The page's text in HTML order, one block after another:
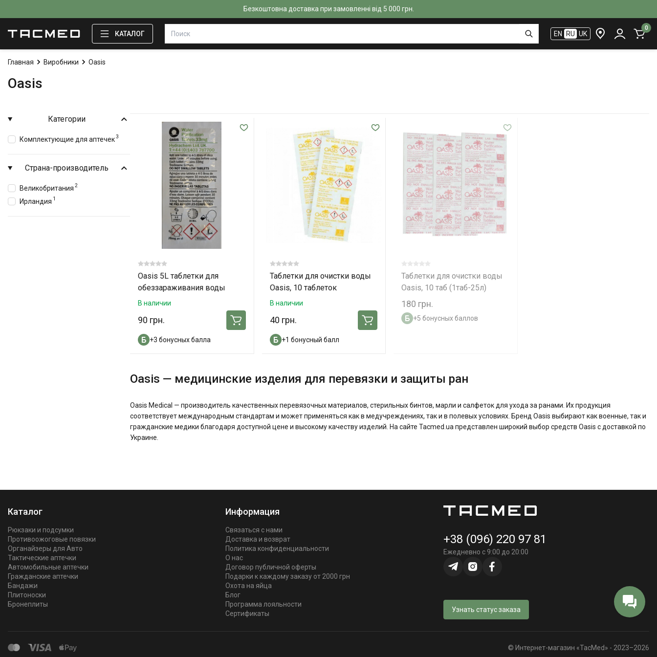
Безкоштовна доставка при замовленні від 5 000 грн.
КАТАЛОГ EN RU UK
0
Главная Виробники Oasis
Oasis
Категории
Комплектующие для аптечек3
Страна-производитель
Великобритания 2
Ирландия 1
Oasis 5L таблетки для
обеззараживания воды
В наличии
90 грн.
+3 бонусных балла
Таблетки для очистки воды
Oasis, 10 таблеток
В наличии
40 грн.
+1 бонусный балл
Таблетки для очистки воды
Oasis, 10 таб (1таб-25л)
180 грн.
+5 бонусных баллов
Oasis — медицинские изделия для перевязки и защиты ран
Oasis Medical — производитель качественных перевязочных материалов, стерильных бинтов, марли и салфеток для ухода за ранами. Их продукция
соответствует международным стандартам и может применяться как в медучреждениях, так и в полевых условиях. Бренд Oasis выбирают как военные, так и
гражданские медики благодаря доступной цене и высокому качеству изделий. На сайте Tacmed.ua представлен широкий выбор средств Oasis с доставкой по
Украине.
Каталог
Рюкзаки и подсумки
Противоожоговые повязки
Органайзеры для Авто
Тактические аптечки
Автомобильные аптечки
Гражданские аптечки
Бандажи
Плитоноски
Бронеплиты
Информация
Связаться с нами
Доставка и возврат
Политика конфиденциальности
О нас
Договор публичной оферты
Подарки к каждому заказу от 2000 грн
Охота на яйца
Блог
Программа лояльности
Сертификаты
+38 (096) 220 97 81
Ежедневно с 9:00 до 20:00
Узнать статус заказа
© Интернет-магазин «TacMed» - 2023–2026